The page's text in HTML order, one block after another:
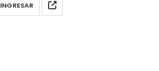
INGRESAR